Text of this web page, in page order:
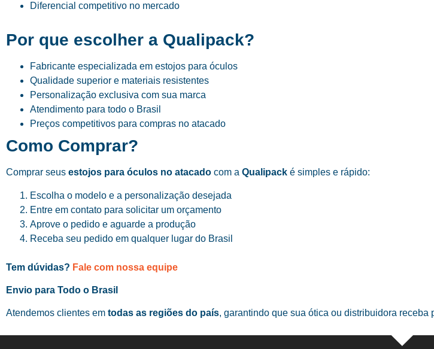
Diferencial competitivo no mercado
Por que escolher a Qualipack?
Fabricante especializada em estojos para óculos
Qualidade superior e materiais resistentes
Personalização exclusiva com sua marca
Atendimento para todo o Brasil
Preços competitivos para compras no atacado
Como Comprar?
Comprar seus estojos para óculos no atacado com a Qualipack é simples e rápido:
Escolha o modelo e a personalização desejada
Entre em contato para solicitar um orçamento
Aprove o pedido e aguarde a produção
Receba seu pedido em qualquer lugar do Brasil
Tem dúvidas? Fale com nossa equipe
Envio para Todo o Brasil
Atendemos clientes em todas as regiões do país, garantindo que sua ótica ou distribuidora